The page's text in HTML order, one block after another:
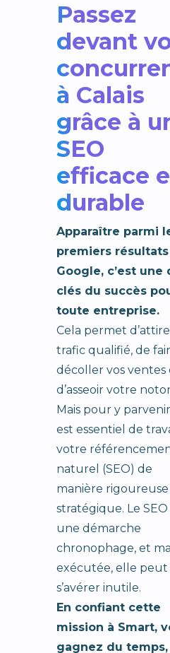
Passez
devant
à Calais
grâce à
SEO
efficace
durable
Apparaître parmi
premiers
Google, c’est une
clés du succès
toute entreprise.
Cela permet
trafic qualifié, de
décoller vos ventes
d’asseoir votre
Mais pour y
est essentiel de
votre
naturel (SEO) de
manière
stratégique. Le
une démarche
chronophage, et
exécutée, elle peut
s’avérer inutile.
En confiant cette
mission à Smart,
gagnez du temps,